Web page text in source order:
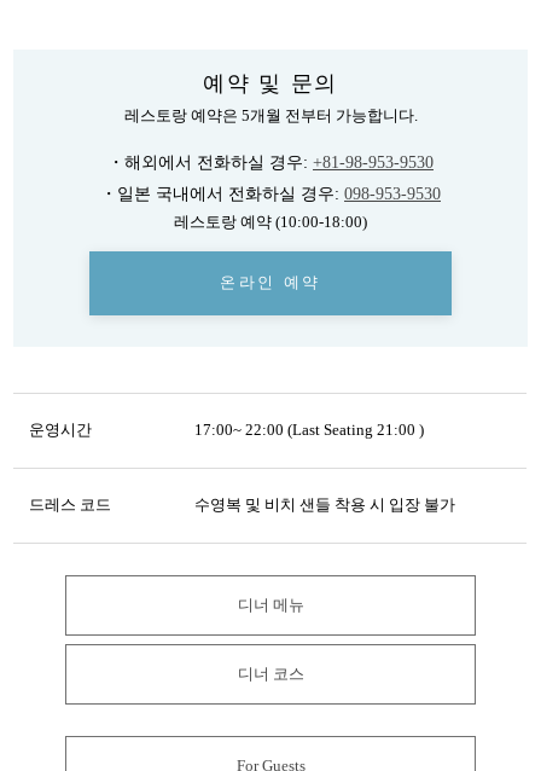
예약 및 문의
레스토랑 예약은 5개월 전부터 가능합니다.
・해외에서 전화하실 경우: +81-98-953-9530
・일본 국내에서 전화하실 경우: 098-953-9530
레스토랑 예약 (10:00-18:00)
온라인 예약
운영시간 17:00~ 22:00 (Last Seating 21:00 )
드레스 코드 수영복 및 비치 샌들 착용 시 입장 불가
디너 메뉴
디너 코스
For Guests